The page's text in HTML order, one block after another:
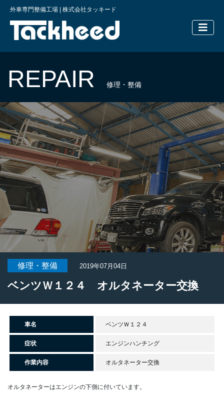
外車専門整備工場 | 株式会社タッキード
横浜の外
REPAIR 修理・整備
修理・整備 2019年07月04日
ベンツＷ１２４ オルタネーター交換
車名 ベンツＷ１２４
症状 エンジンハンチング
作業内容 オルタネーター交換
オルタネーターはエンジンの下側に付いています。